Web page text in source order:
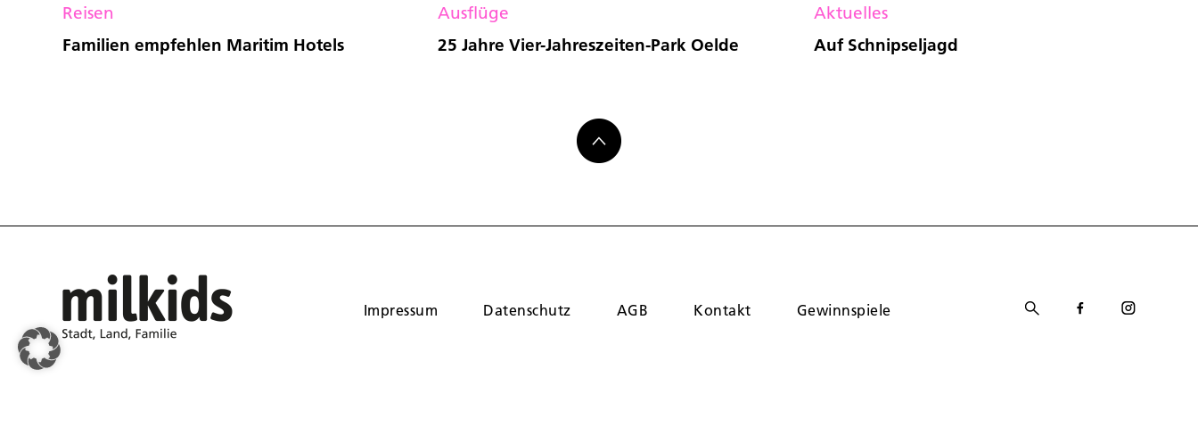
Reisen
Familien empfehlen Maritim Hotels
Ausflüge
25 Jahre Vier-Jahreszeiten-Park Oelde
Aktuelles
Auf Schnipseljagd
Impressum Datenschutz AGB Kontakt Gewinnspiele